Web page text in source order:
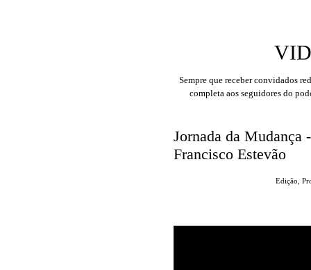
Sempre que receber convidados
completa aos seguidores do
Jornada da Mudança
Francisco Estevão
Edição,